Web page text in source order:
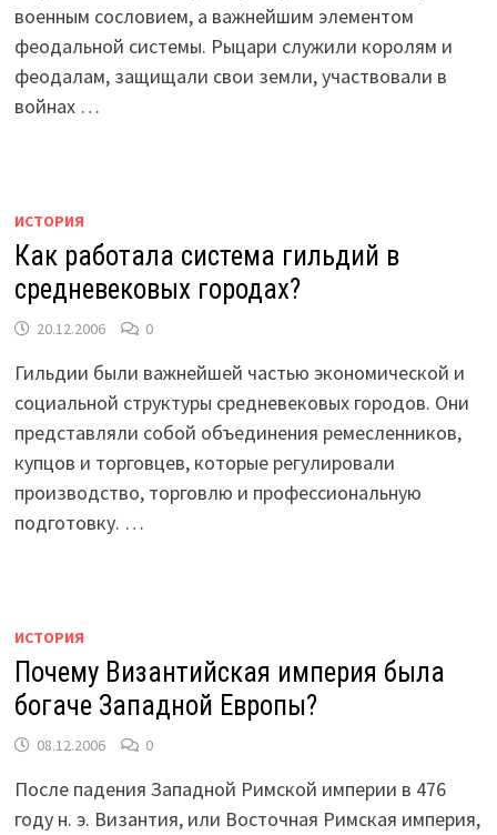
военным сословием, а важнейшим элементом
феодальной системы. Рыцари служили королям и
феодалам, защищали свои земли, участвовали в
войнах …
ИСТОРИЯ
Как работала система гильдий в
средневековых городах?
20.12.2006 0
Гильдии были важнейшей частью экономической и
социальной структуры средневековых городов. Они
представляли собой объединения ремесленников,
купцов и торговцев, которые регулировали
производство, торговлю и профессиональную
подготовку. …
ИСТОРИЯ
Почему Византийская империя была
богаче Западной Европы?
08.12.2006 0
После падения Западной Римской империи в 476
году н. э. Византия, или Восточная Римская империя,